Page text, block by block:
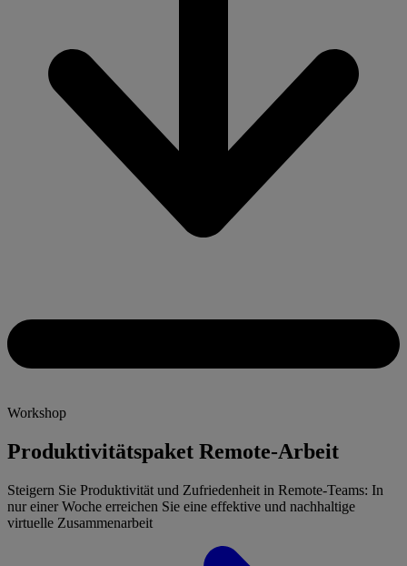
Workshop
Produktivitätspaket Remote-Arbeit
Steigern Sie Produktivität und Zufriedenheit in Remote-Teams: In
nur einer Woche erreichen Sie eine effektive und nachhaltige
virtuelle Zusammenarbeit